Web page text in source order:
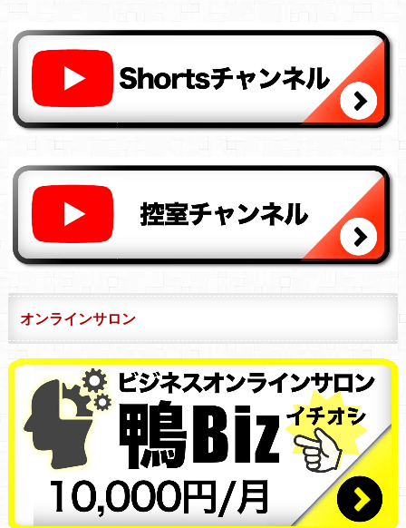
オンラインサロン